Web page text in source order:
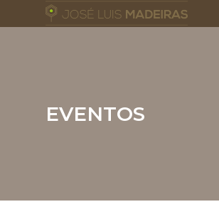
EVENTOS